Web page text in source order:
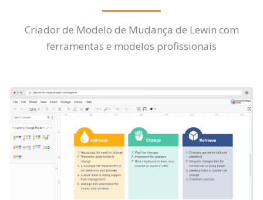
Criador de Modelo de Mudança de Lewin com
ferramentas e modelos profissionais